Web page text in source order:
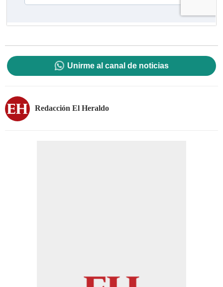
Unirme al canal de noticias
Redacción El Heraldo